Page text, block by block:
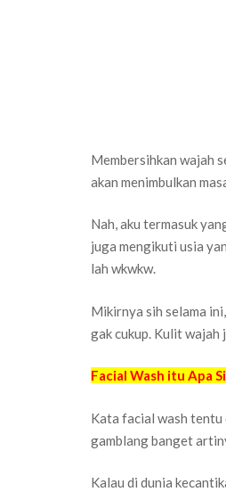
Membersihkan wajah
akan menimbulkan
Nah, aku termasuk
juga mengikuti usia
lah wkwkw.
Mikirnya sih selama
gak cukup. Kulit
Facial Wash itu Apa
Kata facial wash tentu
gamblang banget
Kalau di dunia